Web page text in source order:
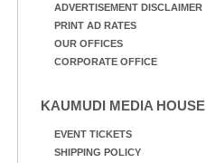
ADVERTISEMENT DISCLAIMER
PRINT AD RATES
OUR OFFICES
CORPORATE OFFICE
KAUMUDI MEDIA HOUSE
EVENT TICKETS
SHIPPING POLICY